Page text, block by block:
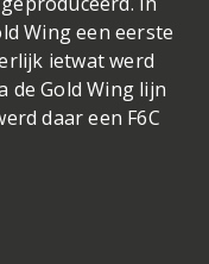
Wing een eerste
ietwat werd
de Gold Wing lijn
daar een F6C